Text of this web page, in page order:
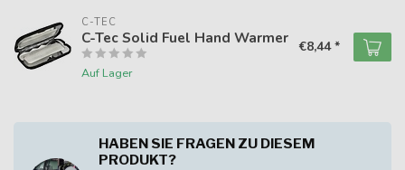
C-TEC
C-Tec Solid Fuel Hand Warmer
Auf Lager
€8,44 *
HABEN SIE FRAGEN ZU DIESEM
PRODUKT?